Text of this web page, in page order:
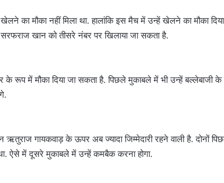
का मौका नहीं मिला था. हालांकि इस मैच में उन्हें खेलने का मौका
खान को तीसरे नंबर पर खिलाया जा सकता है.
में मौका दिया जा सकता है. पिछले मुकाबले में भी उन्हें बल्लेबाजी के
गायकवाड़ के ऊपर अब ज्यादा जिम्मेदारी रहने वाली है. दोनों
ऐसे में दूसरे मुकाबले में उन्हें कमबैक करना होगा.